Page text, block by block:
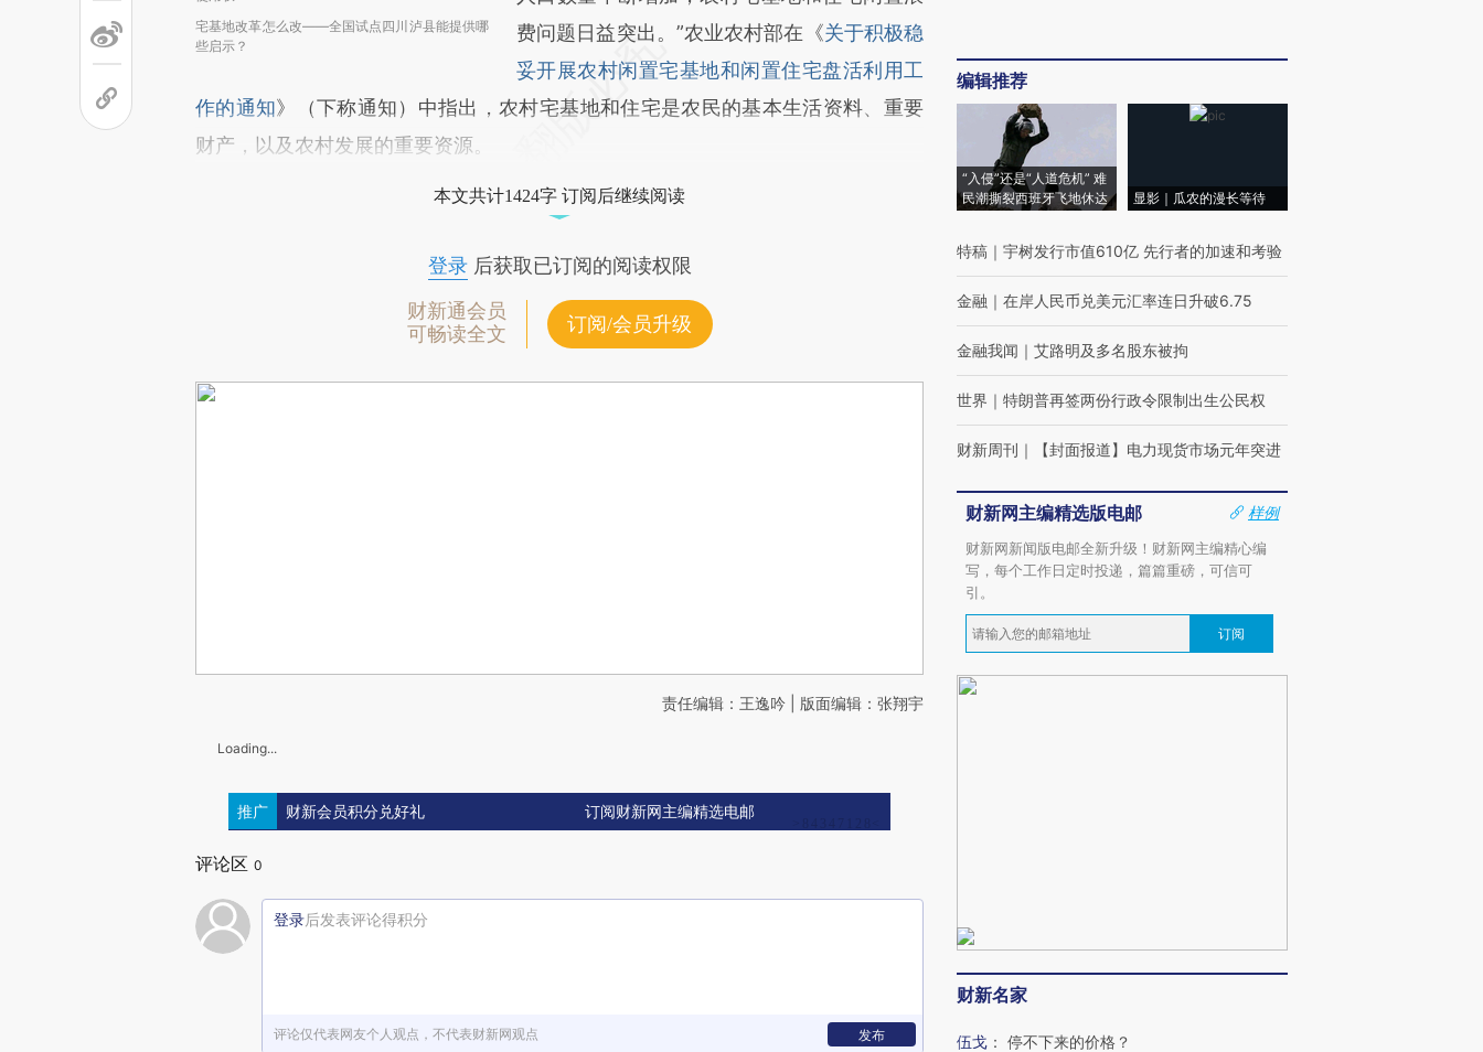
宅基地改革怎么改——全国试点四川泸县能提供哪
些启示？
费问题日益突出。”农业农村部在《关于积极稳
妥开展农村闲置宅基地和闲置住宅盘活利用工
作的通知》（下称通知）中指出，农村宅基地和住宅是农民的基本生活资料、重要
财产，以及农村发展的重要资源。
本文共计1424字 订阅后继续阅读
登录后获取已订阅的阅读权限
财新通会员
可畅读全文
订阅/会员升级
责任编辑：王逸吟 | 版面编辑：张翔宇
Loading...
推广 财新会员积分兑好礼 订阅财新网主编精选电邮
评论区 0
登录后发表评论得积分
评论仅代表网友个人观点，不代表财新网观点 发布
编辑推荐
“入侵”还是“人道危机” 难
民潮撕裂西班牙飞地休达
显影｜瓜农的漫长等待
特稿 ｜ 宇树发行市值610亿 先行者的加速和考验
金融 ｜ 在岸人民币兑美元汇率连日升破6.75
金融我闻 ｜ 艾路明及多名股东被拘
世界 ｜ 特朗普再签两份行政令限制出生公民权
财新周刊 ｜ 【封面报道】电力现货市场元年突进
财新网主编精选版电邮
样例
财新网新闻版电邮全新升级！财新网主编精心编
写，每个工作日定时投递，篇篇重磅，可信可
引。
订阅
财新名家
伍戈 ： 停不下来的价格？